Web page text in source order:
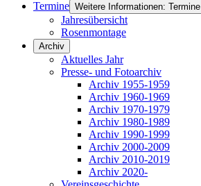
Termine Weitere Informationen: Termine
Jahresübersicht
Rosenmontage
Archiv
Aktuelles Jahr
Presse- und Fotoarchiv
Archiv 1955-1959
Archiv 1960-1969
Archiv 1970-1979
Archiv 1980-1989
Archiv 1990-1999
Archiv 2000-2009
Archiv 2010-2019
Archiv 2020-